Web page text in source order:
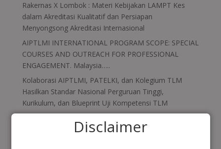
Rakernas X Lombok : Materi Kebijakan LAMPT Kes
dalam Akreditasi Kualitatif dan Persiapan
Menyongsong Akreditasi Internasional
AIPTLMI INTERNATIONAL PROGRAM SCOPE: SPECIAL
COURSES AND OUTREACH FOR PROFESSIONAL
ENGAGEMENT. Malaysia…..
Kolaborasi AIPTLMI, PATELKI, dan Kolegium TLM
Hasilkan Standar Nasional Perguruan Tinggi,
Kurikulum, dan Blueprint Uji Kompetensi TLM
Recent Comments
Disclaimer